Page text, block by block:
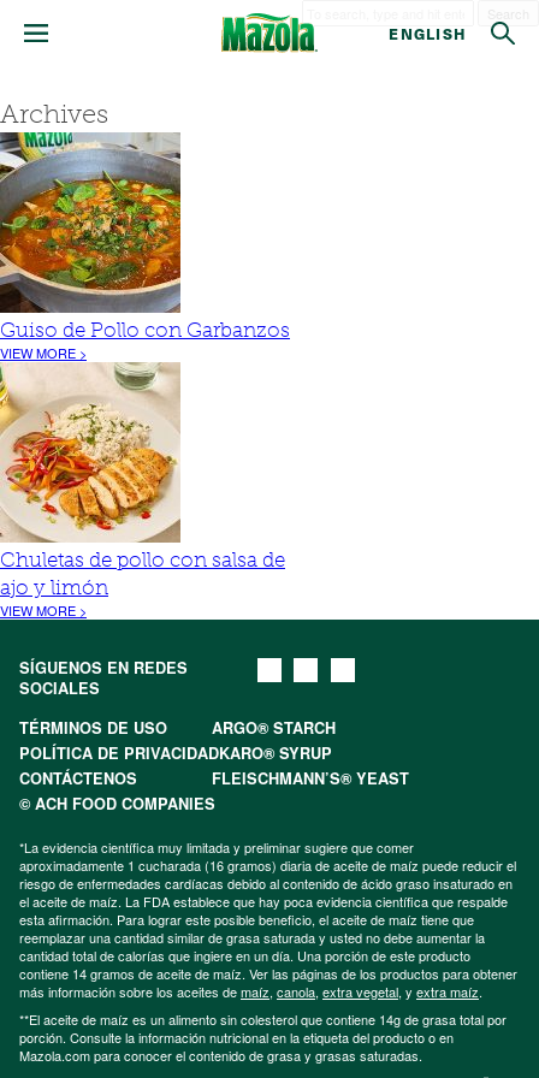
ENGLISH
Archives
Guiso de Pollo con Garbanzos
VIEW MORE >
Chuletas de pollo con salsa de
ajo y limón
VIEW MORE >
SÍGUENOS EN REDES
SOCIALES
TÉRMINOS DE USO
ARGO® STARCH
POLÍTICA DE PRIVACIDADKARO® SYRUP
CONTÁCTENOS
FLEISCHMANN’S® YEAST
© ACH FOOD COMPANIES
*La evidencia científica muy limitada y preliminar sugiere que comer
aproximadamente 1 cucharada (16 gramos) diaria de aceite de maíz puede reducir el
riesgo de enfermedades cardíacas debido al contenido de ácido graso insaturado en
el aceite de maíz. La FDA establece que hay poca evidencia científica que respalde
esta afirmación. Para lograr este posible beneficio, el aceite de maíz tiene que
reemplazar una cantidad similar de grasa saturada y usted no debe aumentar la
cantidad total de calorías que ingiere en un día. Una porción de este producto
contiene 14 gramos de aceite de maíz. Ver las páginas de los productos para obtener
más información sobre los aceites demaíz, canola, extra vegetal, y extra maíz.
**El aceite de maíz es un alimento sin colesterol que contiene 14g de grasa total por
porción. Consulte la información nutricional en la etiqueta del producto o en
Mazola.com para conocer el contenido de grasa y grasas saturadas.